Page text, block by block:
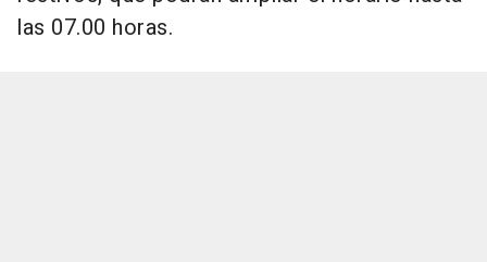
las 07.00 horas.